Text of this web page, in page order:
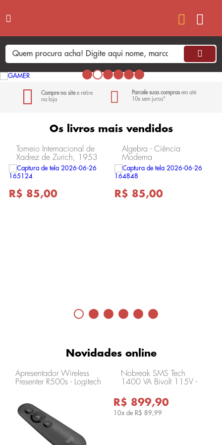
Compre no sitee retire
na loja
Parcele suas comprasem até
10x sem juros*
Os livros mais vendidos
Torneio Internacional de
Xadrez de Zurich, 1953
- Vol 1 - Ciência
Moderna
R$ 85,00
Álgebra - Ciência
Moderna
R$ 85,00
Novidades online
Apresentador Wireless
Presenter R500s - Logitech
Nobreak SMS Tech
1400 VA Bivolt 115V -
R$ 899,90
10x de R$ 89,99